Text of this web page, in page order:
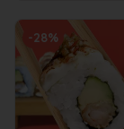
-28%